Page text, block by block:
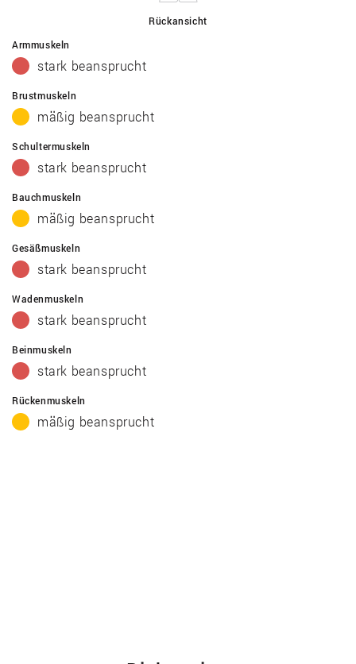
Rückansicht
Armmuskeln
stark beansprucht
Brustmuskeln
mäßig beansprucht
Schultermuskeln
stark beansprucht
Bauchmuskeln
mäßig beansprucht
Gesäßmuskeln
stark beansprucht
Wadenmuskeln
stark beansprucht
Beinmuskeln
stark beansprucht
Rückenmuskeln
mäßig beansprucht